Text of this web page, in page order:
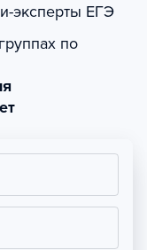
эксперты ЕГЭ
по